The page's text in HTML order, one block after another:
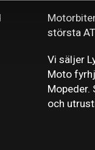
största
Vi säljer
Moto
Mopeder.
och